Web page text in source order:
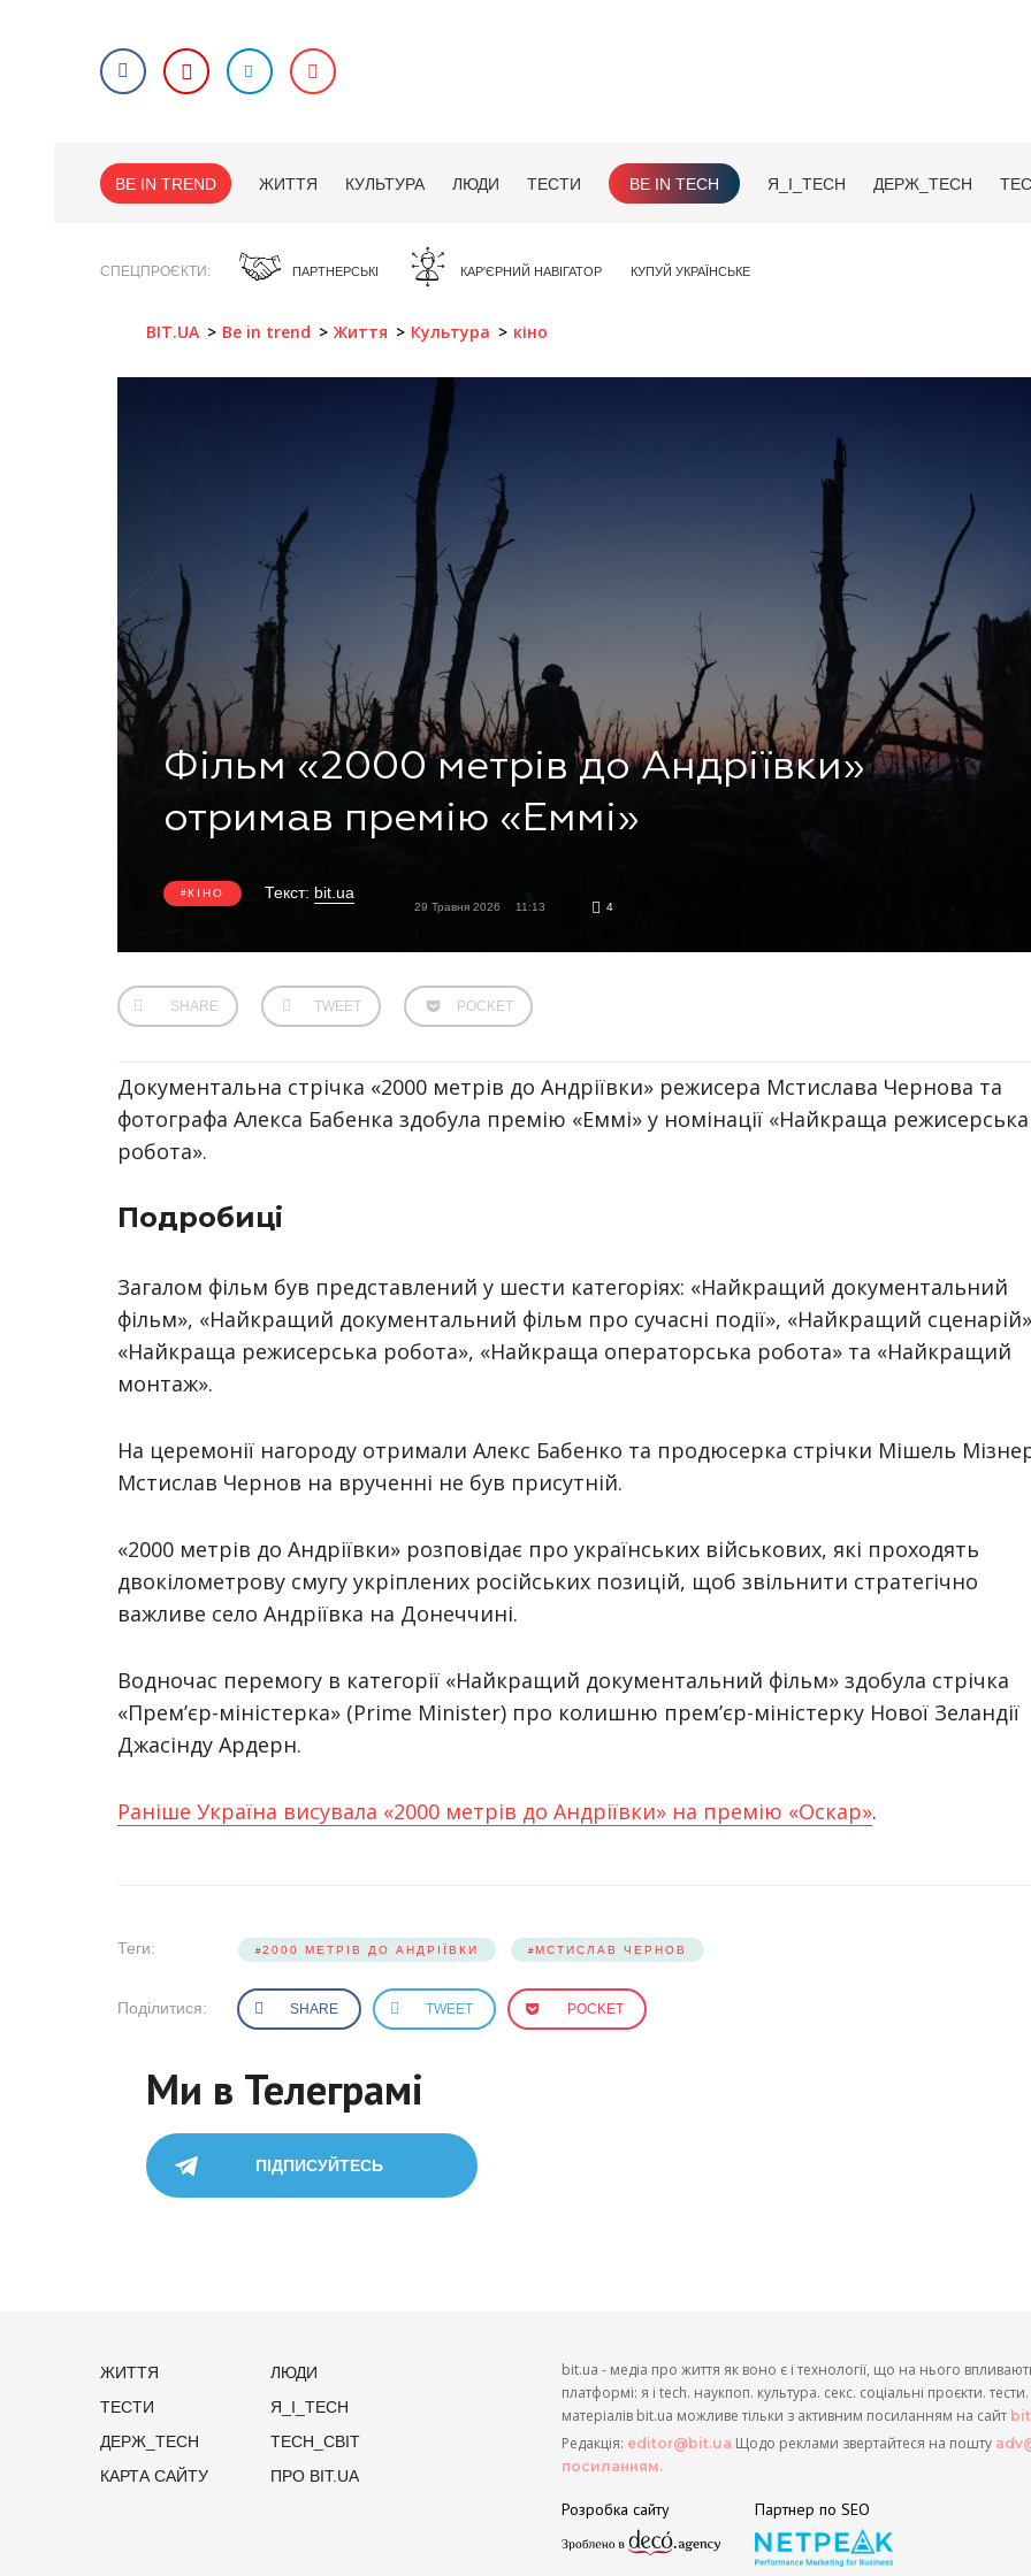
BE IN TREND ЖИТТЯ КУЛЬТУРА ЛЮДИ ТЕСТИ BE IN TECH Я_І_TECH ДЕРЖ_TECH
СПЕЦПРОЄКТИ ПАРТНЕРСЬКІ КАР'ЄРНИЙ НАВІГАТОР КУПУЙ УКРАЇНСЬКЕ
BIT.UA Be in trend Життя Культура кіно
Фільм «2000 метрів до Андріївки»
отримав премію «Еммі»
КІНО Текст: bit.ua
29 Травня 2026 11:13 4
SHARE TWEET POCKET
Документальна стрічка «2000 метрів до Андріївки» режисера Мстислава Чернова та
фотографа Алекса Бабенка здобула премію «Еммі» у номінації «Найкраща режисерська
робота».
Подробиці
Загалом фільм був представлений у шести категоріях: «Найкращий документальний
фільм», «Найкращий документальний фільм про сучасні події», «Найкращий
«Найкраща режисерська робота», «Найкраща операторська робота» та «Найкращий
монтаж».
На церемонії нагороду отримали Алекс Бабенко та продюсерка стрічки Мішель
Мстислав Чернов на врученні не був присутній.
«2000 метрів до Андріївки» розповідає про українських військових, які проходять
двокілометрову смугу укріплених російських позицій, щоб звільнити стратегічно
важливе село Андріївка на Донеччині.
Водночас перемогу в категорії «Найкращий документальний фільм» здобула стрічка
«Прем’єр-міністерка» (Prime Minister) про колишню прем’єр-міністерку Нової Зеландії
Джасінду Ардерн.
Раніше Україна висувала «2000 метрів до Андріївки» на премію «Оскар».
Теги: 2000 МЕТРІВ ДО АНДРІЇВКИ МСТИСЛАВ ЧЕРНОВ
Поділитися: SHARE TWEET POCKET
Ми в Телеграмі
ПІДПИСУЙТЕСЬ
ЖИТТЯ
ЛЮДИ
ТЕСТИ
Я_І_TECH
ДЕРЖ_TECH
TECH_СВІТ
КАРТА САЙТУ
ПРО BIT.UA
bit.ua - медіа про життя як воно є і технології, що на нього
платформі: я і tech. наукпоп. культура. секс. соціальні проєкти.
матеріалів bit.ua можливе тільки з активним посиланням на сайт
Редакція: editor@bit.ua Щодо реклами звертайтеся на пошту
посиланням.
Розробка сайту Партнер по SEO